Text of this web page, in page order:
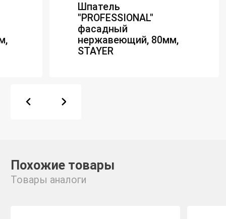
Шпатель
"PROFESSIONAL"
фасадный
нержавеющий, 80мм,
STAYER
Похожие товары
Товары аналоги